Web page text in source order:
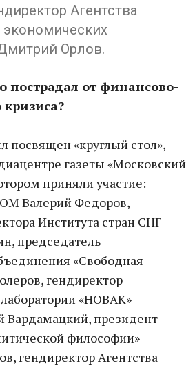
Агентства
экономических
Орлов.
пострадал от финансово-
посвящен «круглый стол»,
газеты «Московский
приняли участие:
Валерий Федоров,
Института стран СНГ
председатель
«Свободная
гендиректор
«НОВАК»
Вардамацкий, президент
философии»
гендиректор Агентства